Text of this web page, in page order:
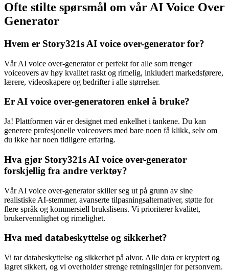
Ofte stilte spørsmål om vår AI Voice Over
Generator
Hvem er Story321s AI voice over-generator for?
Vår AI voice over-generator er perfekt for alle som trenger
voiceovers av høy kvalitet raskt og rimelig, inkludert markedsførere,
lærere, videoskapere og bedrifter i alle størrelser.
Er AI voice over-generatoren enkel å bruke?
Ja! Plattformen vår er designet med enkelhet i tankene. Du kan
generere profesjonelle voiceovers med bare noen få klikk, selv om
du ikke har noen tidligere erfaring.
Hva gjør Story321s AI voice over-generator
forskjellig fra andre verktøy?
Vår AI voice over-generator skiller seg ut på grunn av sine
realistiske AI-stemmer, avanserte tilpasningsalternativer, støtte for
flere språk og kommersiell brukslisens. Vi prioriterer kvalitet,
brukervennlighet og rimelighet.
Hva med databeskyttelse og sikkerhet?
Vi tar databeskyttelse og sikkerhet på alvor. Alle data er kryptert og
lagret sikkert, og vi overholder strenge retningslinjer for personvern.